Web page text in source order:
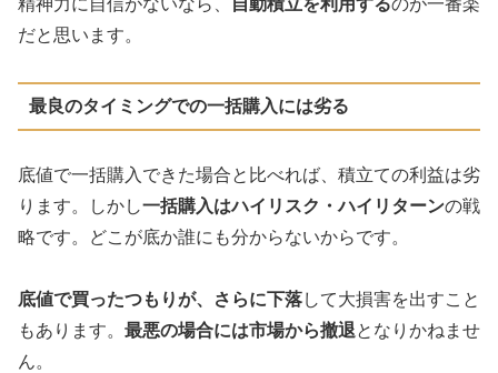
だと思います。
最良のタイミングでの一括購入には劣る
底値で一括購入できた場合と比べれば、積立ての利益は劣
ります。しかし一括購入はハイリスク・ハイリターンの戦
略です。どこが底か誰にも分からないからです。
底値で買ったつもりが、さらに下落して大損害を出すこと
もあります。 最悪の場合には市場から撤退となりかねませ
ん。